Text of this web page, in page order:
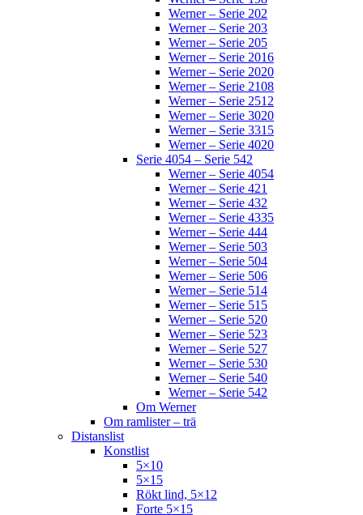
Werner – Serie 202
Werner – Serie 203
Werner – Serie 205
Werner – Serie 2016
Werner – Serie 2020
Werner – Serie 2108
Werner – Serie 2512
Werner – Serie 3020
Werner – Serie 3315
Werner – Serie 4020
Serie 4054 – Serie 542
Werner – Serie 4054
Werner – Serie 421
Werner – Serie 432
Werner – Serie 4335
Werner – Serie 444
Werner – Serie 503
Werner – Serie 504
Werner – Serie 506
Werner – Serie 514
Werner – Serie 515
Werner – Serie 520
Werner – Serie 523
Werner – Serie 527
Werner – Serie 530
Werner – Serie 540
Werner – Serie 542
Om Werner
Om ramlister – trä
Distanslist
Konstlist
5×10
5×15
Rökt lind, 5×12
Forte 5×15